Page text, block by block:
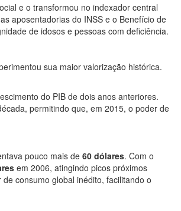
e o transformou no indexador central
aposentadorias do INSS e o Benefício de
de idosos e pessoas com deficiência.
sua maior valorização histórica.
do PIB de dois anos anteriores.
permitindo que, em 2015, o poder de
pouco mais de 60 dólares. Com o
em 2006, atingindo picos próximos
consumo global inédito, facilitando o